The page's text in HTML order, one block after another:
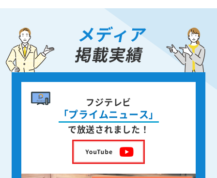
メディア
掲載実績
書籍出版
身近な人が
亡くなった後の遺品整理
を出版しました！